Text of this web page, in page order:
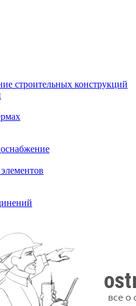
строительных конструкций